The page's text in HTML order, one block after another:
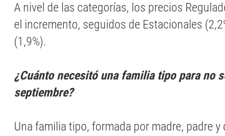
A nivel de las categorías, los precios
el incremento, seguidos de Estacionales
(1,9%).
¿Cuánto necesitó una familia tipo para no
septiembre?
Una familia tipo, formada por madre, padre